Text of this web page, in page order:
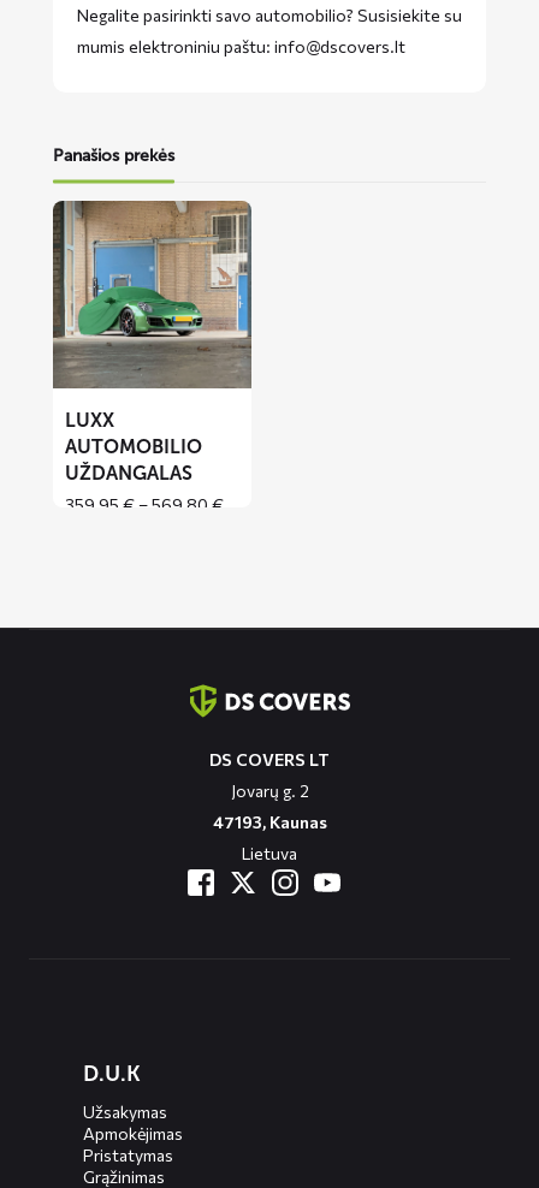
Negalite pasirinkti savo automobilio? Susisiekite su
mumis elektroniniu paštu: info@dscovers.lt
Panašios prekės
Lees
meer
over
LUXX
automobilio
uždangalas
LUXX
AUTOMOBILIO
UŽDANGALAS
359,95 €–569,80 €Price
DS COVERS LT
Jovarų g. 2
47193, Kaunas
Lietuva
menusD.U.K
Užsakymas
Apmokėjimas
Pristatymas
Grąžinimas